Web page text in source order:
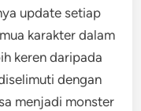
update setiap
karakter dalam
keren daripada
dengan
menjadi monster